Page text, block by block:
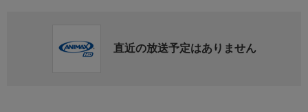
直近の放送予定はありません